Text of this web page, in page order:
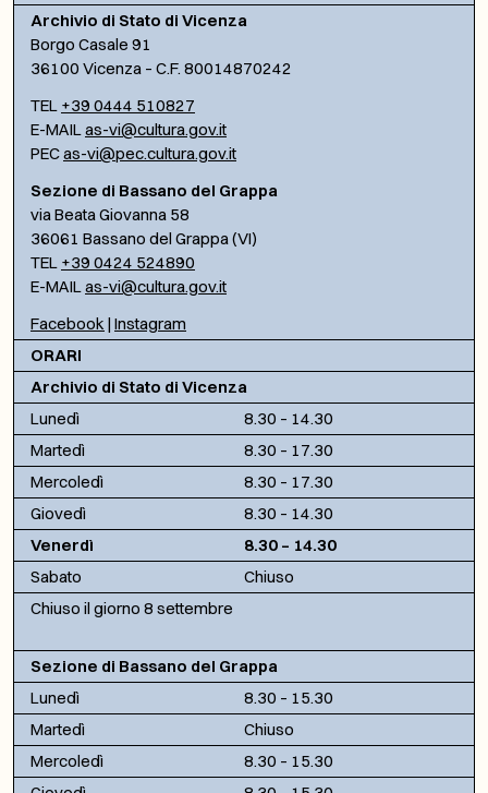
Archivio di Stato di Vicenza
Borgo Casale 91
36100 Vicenza – C.F. 80014870242
TEL +39 0444 510827
E-MAILas-vi@cultura.gov.it
PECas-vi@pec.cultura.gov.it
Sezione di Bassano del Grappa
via Beata Giovanna 58
36061 Bassano del Grappa (VI)
TEL +39 0424 524890
E-MAILas-vi@cultura.gov.it
Facebook | Instagram
ORARI
Archivio di Stato di Vicenza
Lunedì
8.30 – 14.30
Martedì
8.30 – 17.30
Mercoledì
8.30 – 17.30
Giovedì
8.30 – 14.30
Venerdì
8.30 – 14.30
Sabato
Chiuso
Chiuso il giorno 8 settembre
Sezione di Bassano del Grappa
Lunedì
8.30 – 15.30
Martedì
Chiuso
Mercoledì
8.30 – 15.30